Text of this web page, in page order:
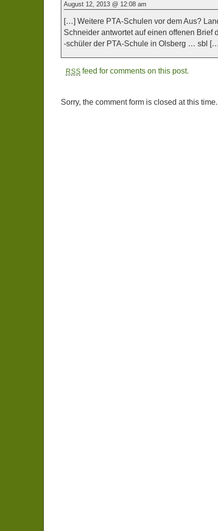
August 12, 2013 @ 12:08 am
[…] Weitere PTA-Schulen vor dem Aus?
Schneider antwortet auf einen offenen Brief
-schüler der PTA-Schule in Olsberg … sbl
RSS feed for comments on this post.
Sorry, the comment form is closed at this time.